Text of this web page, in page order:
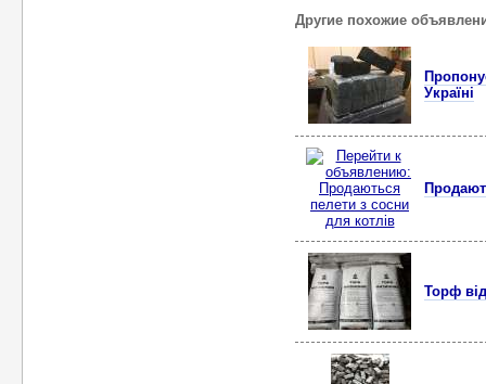
Другие похожие
Україні
Торф